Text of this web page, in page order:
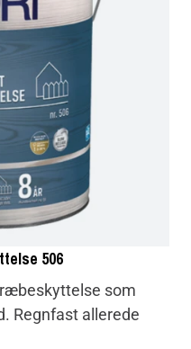
506
som
Regnfast allerede